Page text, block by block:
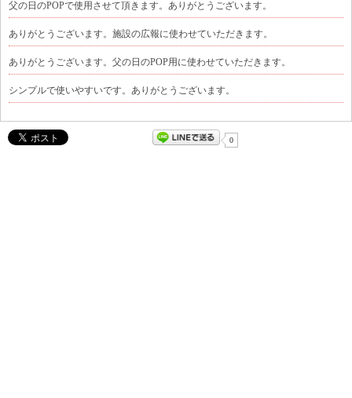
父の日のPOPで使用させて頂きます。ありがとうございます。
ありがとうございます。施設の広報に使わせていただきます。
ありがとうございます。父の日のPOP用に使わせていただきます。
シンプルで使いやすいです。ありがとうございます。
0